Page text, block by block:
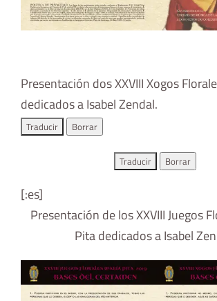
Presentación dos XXVIII Xogos
dedicados a Isabel Zendal.
[:es]
Presentación de los XXVIII Juegos
Pita dedicados a Isabel